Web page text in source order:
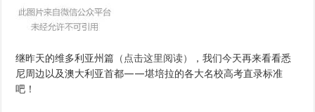
校
吧？
连
继昨天的维多利亚州篇 （点击这里阅读）
，我们今天再来看看悉
尼周边以及澳大利亚首都——堪培拉的各大名校高考直录标准
吧！